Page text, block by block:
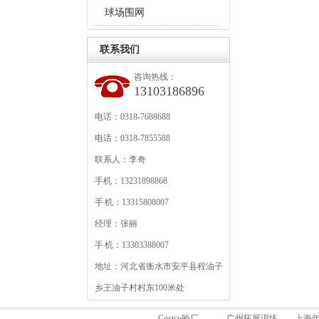
球场围网
联系我们
咨询热线：
13103186896
电话：0318-7688688
电话：0318-7855588
联系人：李奇
手机：13231898868
手 机：13315808007
经理：张丽
手 机：13303388007
地址：河北省衡水市安平县程油子
乡王油子村村东100米处